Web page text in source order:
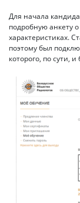
Для начала
подробную анкету
характеристиках.
поэтому был
которого, по сути,